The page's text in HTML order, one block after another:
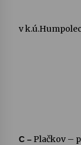
v k.ú.Humpolec
C – Plačkov –